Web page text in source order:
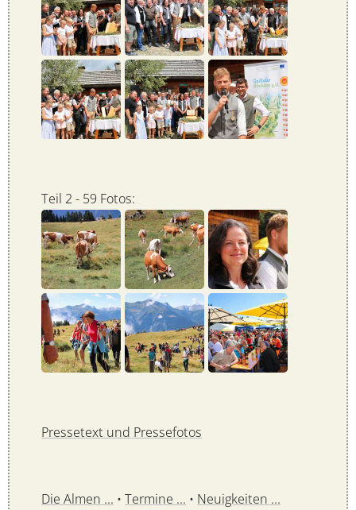
Teil 2 - 59 Fotos:
Pressetext und Pressefotos
Die Almen ... • Termine ... • Neuigkeiten ...